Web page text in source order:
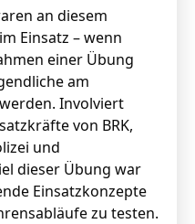
an diesem
Einsatz – wenn
einer Übung
am
Involviert
von BRK,
und
dieser Übung war
Einsatzkonzepte
zu testen.